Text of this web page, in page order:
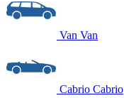
Van Van
Cabrio Cabrio